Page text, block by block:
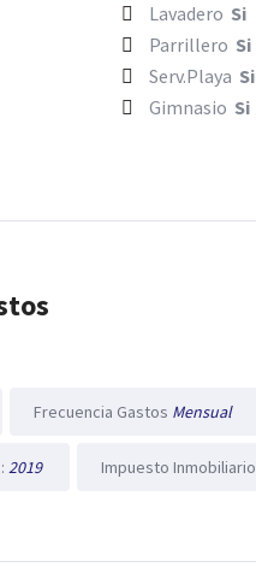
Lavadero Si
Parrillero Si
Serv.Playa Si
Gimnasio Si
Frecuencia Gastos Mensual
2019 Impuesto Inmobiliario